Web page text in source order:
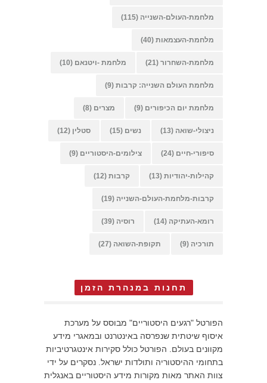
מלחמת-העולם-השנייה (115)
מלחמת-העצמאות (40)
מלחמת-השחרור (21) מלחמת -ויטנאם (10)
מלחמת העולם השנייה: קרבות (9)
מלחמת יום הכיפורים (9) מצרים (8)
ניצולי-שואה (13) נשים (15) סטלין (12)
סיפורי-חיים (24) צילומים-היסטוריים (9)
קהילות-יהודיות (13) קרבות (12)
קרבות-מלחמת-העולם-השנייה (19)
רומא-העתיקה (14) רוסיה (39)
תורכיה (9) תקופת-השואה (27)
תחנות במנהרת הזמן
הפורטל "רגעים היסטוריים" מבוסס על מערכת
איסוף שיטתית שנפרסה באינטרנט ובמאגרי מידע
מקוונים בעולם. הפורטל כולל סקירות אינטגרטיביות
בתחומי ההיסטוריה ותולדות ישראל. נסקרים על ידי
צוות האתר מאות מקורות מידע היסטוריים באנגלית